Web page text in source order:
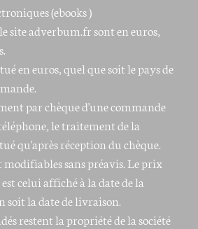
(ebooks )
site adverbum.fr sont en euros,
en euros, quel que soit le pays de
par chèque d'une commande
le traitement de la
qu'après réception du chèque.
sans préavis. Le prix
celui affiché à la date de la
soit la date de livraison.
restent la propriété de la société